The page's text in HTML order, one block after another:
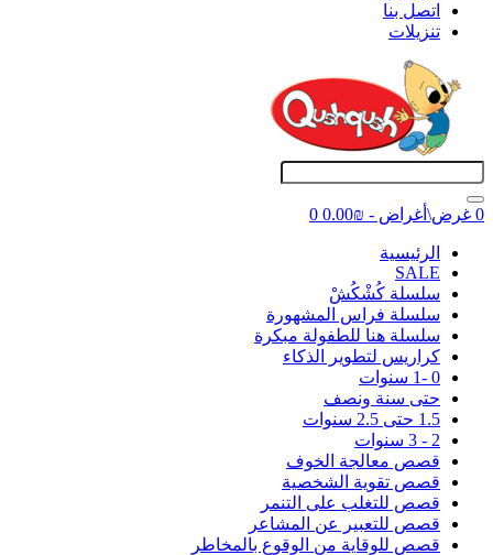
اتصل بنا
تنزيلات
0 غرض\أغراض - ₪0.00 0
اﻟﺮﺋﻴﺴﻴﺔ
SALE
سلسلة كُشْكُشْ
سلسلة فراس المشهورة
سلسلة هنا للطفولة مبكرة
كراريس لتطوير الذكاء
0 -1 سنوات
حتى سنة ونصف
1.5 حتى 2.5 سنوات
2 - 3 سنوات
قصص معالجة الخوف
قصص تقوية الشخصية
قصص للتغلب على التنمر
قصص للتعبير عن المشاعر
قصص للوقاية من الوقوع بالمخاطر